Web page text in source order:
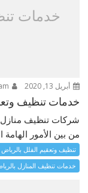
خدمات
أبريل 13, 2020
خدمات تنظيف وتعقيم
من بين الأمور الهامة
تنظيف وتعقيم الفلل بالرياض
خدمات تنظيف المنازل